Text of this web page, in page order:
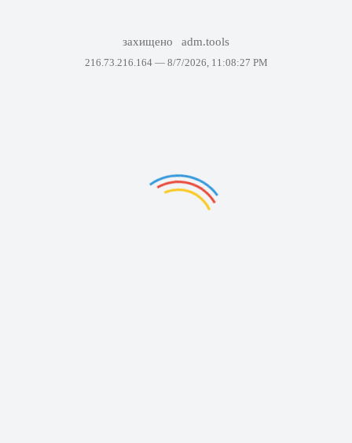
захищено adm.tools
216.73.216.164 — 8/7/2026, 11:08:27 PM